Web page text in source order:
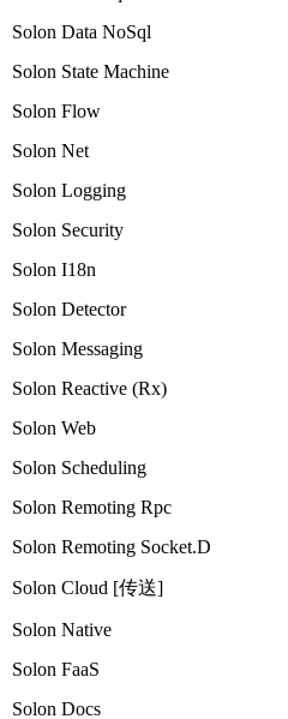
Solon Data NoSql
Solon State Machine
Solon Flow
Solon Net
Solon Logging
Solon Security
Solon I18n
Solon Detector
Solon Messaging
Solon Reactive (Rx)
Solon Web
Solon Scheduling
Solon Remoting Rpc
Solon Remoting Socket.D
Solon Cloud [传送]
Solon Native
Solon FaaS
Solon Docs